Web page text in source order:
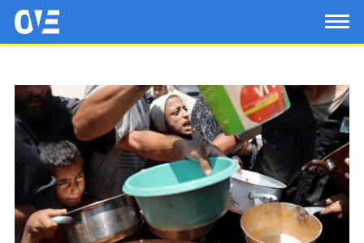
Saltar al contenido principal
OtrasVocesenEducacion.org